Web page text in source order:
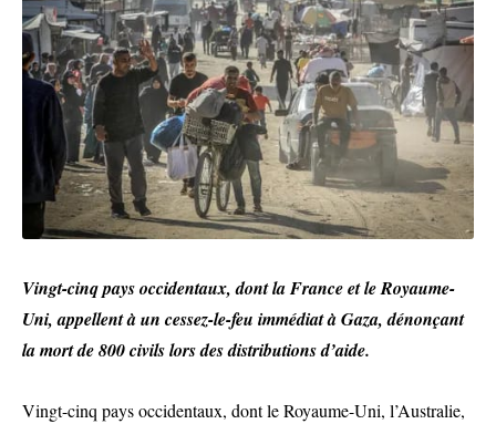
Vingt-cinq pays occidentaux, dont la France et le Royaume-
Uni, appellent à un cessez-le-feu immédiat à Gaza, dénonçant
la mort de 800 civils lors des distributions d’aide.
Vingt-cinq pays occidentaux, dont le Royaume-Uni, l’Australie,